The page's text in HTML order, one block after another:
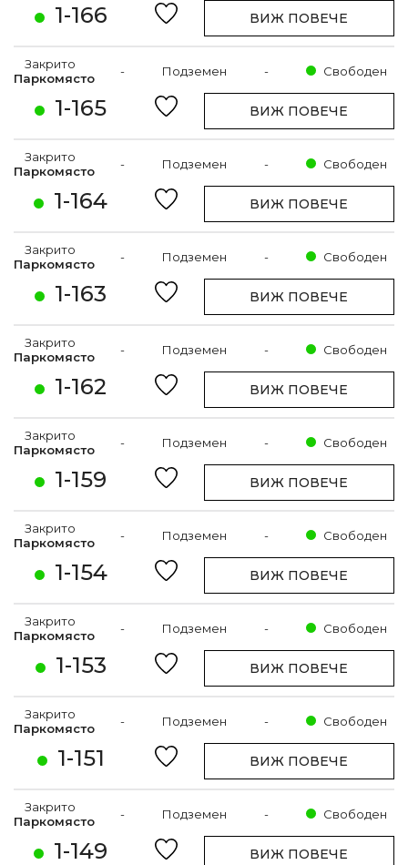
1-166 ВИЖ ПОВЕЧЕ
1-165
Закрито
Паркомясто
- Подземен - Свободен
ВИЖ ПОВЕЧЕ
1-164
Закрито
Паркомясто
- Подземен - Свободен
ВИЖ ПОВЕЧЕ
1-163
Закрито
Паркомясто
- Подземен - Свободен
ВИЖ ПОВЕЧЕ
1-162
Закрито
Паркомясто
- Подземен - Свободен
ВИЖ ПОВЕЧЕ
1-159
Закрито
Паркомясто
- Подземен - Свободен
ВИЖ ПОВЕЧЕ
1-154
Закрито
Паркомясто
- Подземен - Свободен
ВИЖ ПОВЕЧЕ
1-153
Закрито
Паркомясто
- Подземен - Свободен
ВИЖ ПОВЕЧЕ
1-151
Закрито
Паркомясто
- Подземен - Свободен
ВИЖ ПОВЕЧЕ
1-149
Закрито
Паркомясто
- Подземен - Свободен
ВИЖ ПОВЕЧЕ